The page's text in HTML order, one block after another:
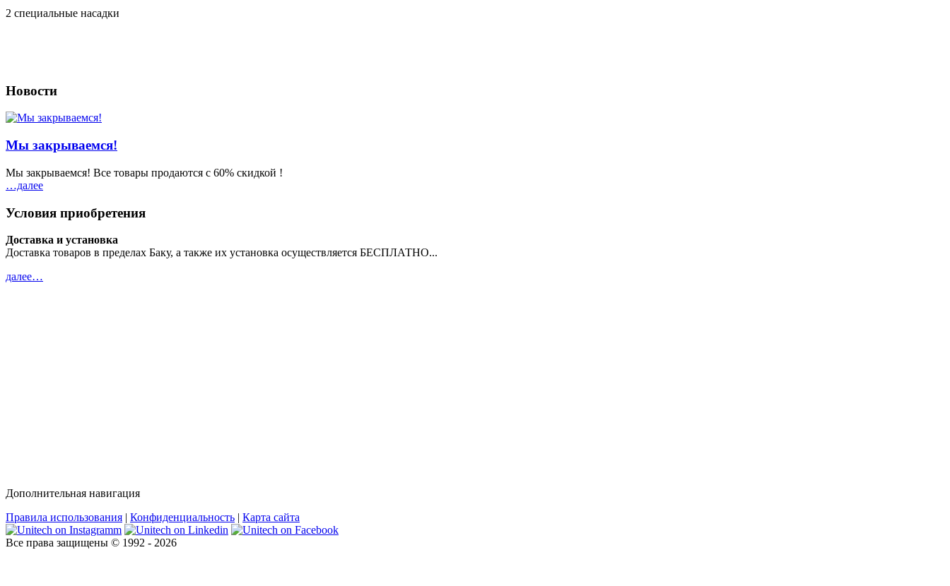
2 специальные насадки
Новости
Мы закрываемся!
Мы закрываемся! Все товары продаются с 60% скидкой !
…далeе
Условия приобретения
Доставка и установка
Доставка товаров в пределах Баку, а также их установка осуществляется БЕСПЛАТНО...
далeе…
Дополнительная навигация
Правила использования | Конфиденциальность | Карта сайта
Все права защищены © 1992 - 2026